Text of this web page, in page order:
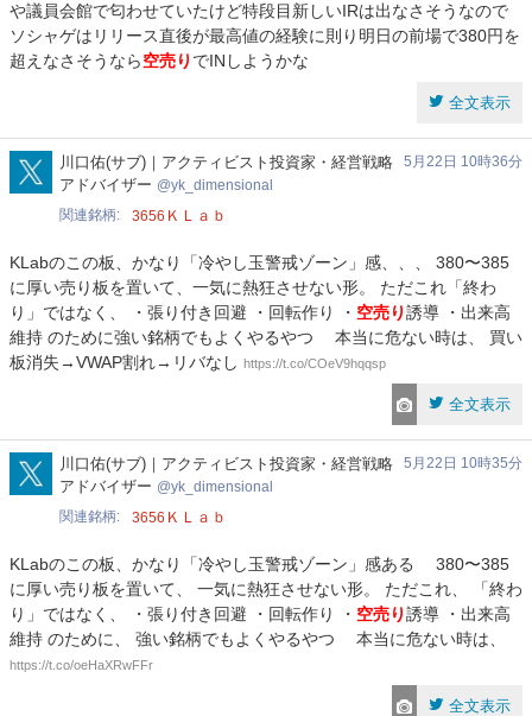
や議員会館で匂わせていたけど特段目新しいIRは出なさそうなので
ソシャゲはリリース直後が最高値の経験に則り明日の前場で380円を
超えなさそうなら空売り でINしようかな
全文表示
yk_dimensional
川口佑(サブ)｜アクティビスト投資家・経営戦略
アドバイザー
yk_dimensional
5月22日 10時36分
関連銘柄 3656 ＫＬａｂ
KLabのこの板、かなり「冷やし玉警戒ゾーン」感、、、 380〜385
に厚い売り板を置いて、一気に熱狂させない形。 ただこれ「終わ
り」ではなく、 ・張り付き回避 ・回転作り ・ 空売り誘導 ・出来高
維持 のために強い銘柄でもよくやるやつ 本当に危ない時は、 買い
板消失→VWAP割れ→リバなし https://t.co/COeV9hqqsp
全文表示
yk_dimensional
川口佑(サブ)｜アクティビスト投資家・経営戦略
アドバイザー
yk_dimensional
5月22日 10時35分
関連銘柄 3656 ＫＬａｂ
KLabのこの板、かなり「冷やし玉警戒ゾーン」感ある 380〜385
に厚い売り板を置いて、 一気に熱狂させない形。 ただこれ、 「終わ
り」ではなく、 ・張り付き回避 ・回転作り ・ 空売り誘導 ・出来高
維持 のために、 強い銘柄でもよくやるやつ 本当に危ない時は、
https://t.co/oeHaXRwFFr
全文表示